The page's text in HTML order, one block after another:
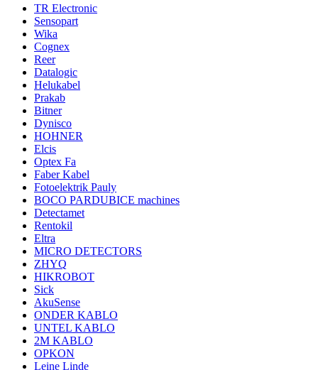
TR Electronic
Sensopart
Wika
Cognex
Reer
Datalogic
Helukabel
Prakab
Bitner
Dynisco
HOHNER
Elcis
Optex Fa
Faber Kabel
Fotoelektrik Pauly
BOCO PARDUBICE machines
Detectamet
Rentokil
Eltra
MICRO DETECTORS
ZHYQ
HIKROBOT
Sick
AkuSense
ONDER KABLO
UNTEL KABLO
2M KABLO
OPKON
Leine Linde